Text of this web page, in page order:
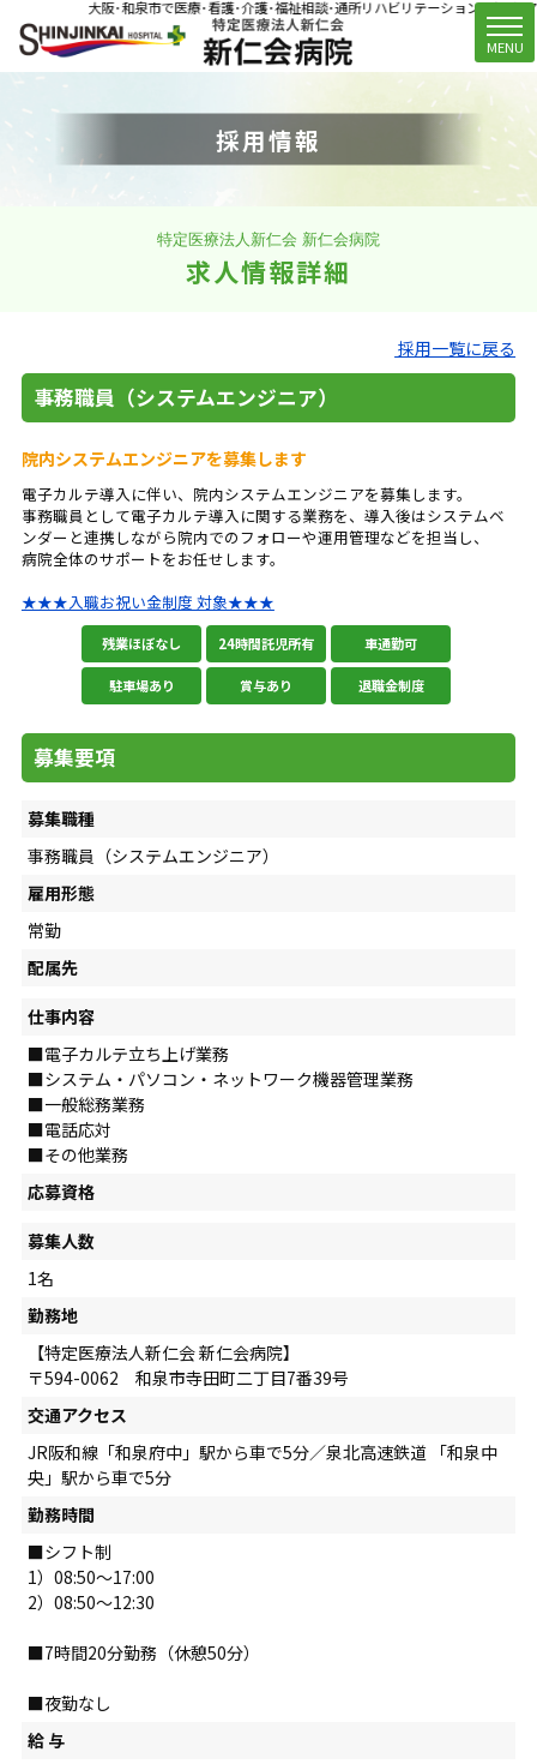
大阪･和泉市で医療･看護･介護･福祉相談･通所リハビリテーション(デイケア)
t
o
l
e
a
t
i
n
MENU
採用情報
特定医療法人新仁会 新仁会病院
求人情報詳細
採用一覧に戻る
事務職員（システムエンジニア）
院内システムエンジニアを募集します
電子カルテ導入に伴い、院内システムエンジニアを募集します。
事務職員として電子カルテ導入に関する業務を、導入後はシステムベ
ンダーと連携しながら院内でのフォローや運用管理などを担当し、
病院全体のサポートをお任せします。
★★★入職お祝い金制度 対象★★★
残業ほぼなし 24時間託児所有 車通勤可
駐車場あり 賞与あり 退職金制度
募集要項
募集職種
事務職員（システムエンジニア）
雇用形態
常勤
配属先
仕事内容
■電子カルテ立ち上げ業務
■システム・パソコン・ネットワーク機器管理業務
■一般総務業務
■電話応対
■その他業務
応募資格
募集人数
1名
勤務地
【特定医療法人新仁会 新仁会病院】
〒594-0062 和泉市寺田町二丁目7番39号
交通アクセス
JR阪和線「和泉府中」駅から車で5分／泉北高速鉄道 「和泉中
央」駅から車で5分
勤務時間
■シフト制
1）08:50～17:00
2）08:50～12:30
■7時間20分勤務（休憩50分）
■夜勤なし
給 与